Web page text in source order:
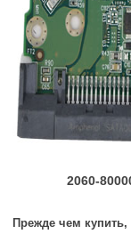
2060-
Прежде чем купить,